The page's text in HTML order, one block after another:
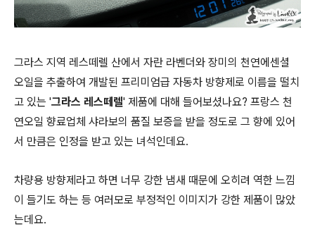
그라스 지역 레스떼렐 산에서 자란 라벤더와 장미의 천연에센셜
오일을 추출하여 개발된 프리미엄급 자동차 방향제로 이름을 떨치
고 있는 '그라스 레스떼렐' 제품에 대해 들어보셨나요? 프랑스 천
연오일 향료업체 샤라보의 품질 보증을 받을 정도로 그 향에 있어
서 만큼은 인정을 받고 있는 녀석인데요.
차량용 방향제라고 하면 너무 강한 냄새 때문에 오히려 역한 느낌
이 들기도 하는 등 여러모로 부정적인 이미지가 강한 제품이 많았
는데요.